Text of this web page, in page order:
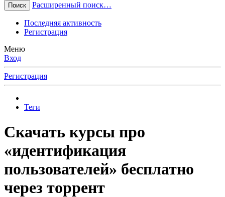
Поиск Расширенный поиск…
Последняя активность
Регистрация
Меню
Вход
Регистрация
Теги
Скачать курсы про
«идентификация
пользователей» бесплатно
через торрент